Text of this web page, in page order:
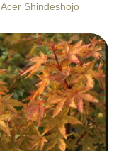
Acer Shindeshojo